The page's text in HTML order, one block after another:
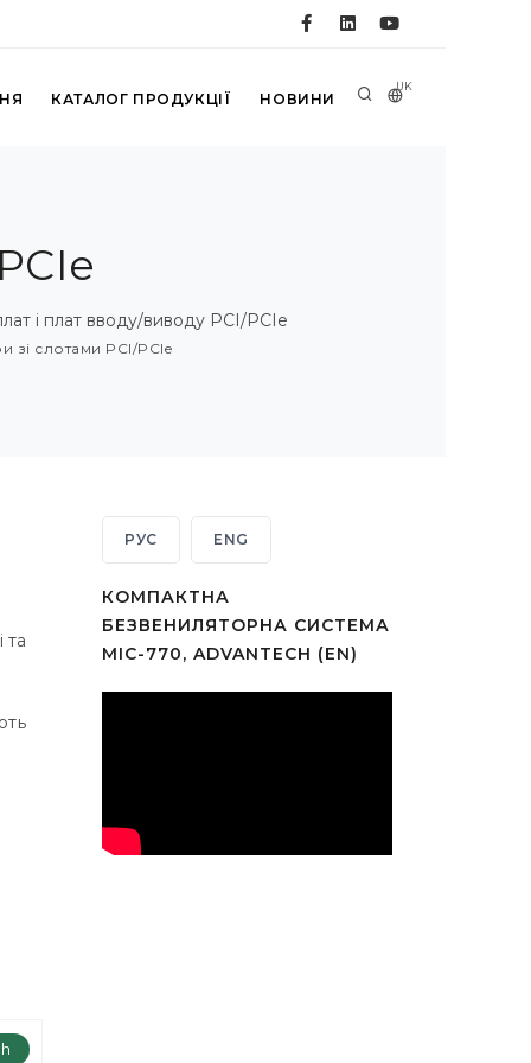
UK
КАТАЛОГ ПРОДУКЦІЇ НОВИНИ
і плат вводу/виводу PCI/PCIe
зі слотами PCI/PCIe
та
РУС ENG
КОМПАКТНА
БЕЗВЕНИЛЯТОРНА СИСТЕМА
MIC-770, ADVANTECH (EN)